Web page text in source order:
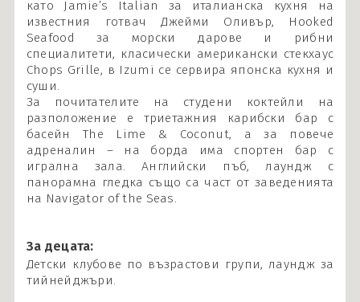
като Jamie’s Italian за италианска кухня на
известния готвач Джейми Оливър, Hooked
Seafood за морски дарове и рибни
специалитети, класически американски стекхаус
Chops Grille, в Izumi се сервира японска кухня и
суши.
За почитателите на студени коктейли на
разположение е триетажния карибски бар с
басейн The Lime & Coconut, а за повече
адреналин – на борда има спортен бар с
игрална зала. Английски пъб, лаундж с
панорамна гледка също са част от заведенията
на Navigator of the Seas.
За децата:
Детски клубове по възрастови групи, лаундж за
тийнейджъри.